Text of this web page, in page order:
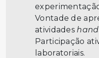
Vontade de
atividades
Participação
laboratoriais.